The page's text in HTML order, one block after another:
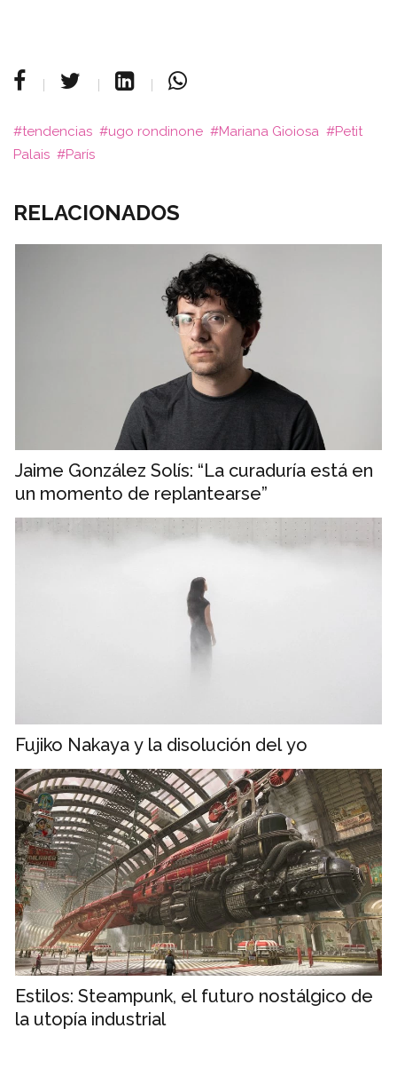
tendencias ugo rondinone Mariana Gioiosa
Petit
Palais
París
RELACIONADOS
Jaime González Solís: “La curaduría está en
un momento de replantearse”
Fujiko Nakaya y la disolución del yo
Estilos: Steampunk, el futuro nostálgico de
la utopía industrial